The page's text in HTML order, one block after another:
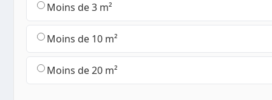
Moins de 3 m²
Moins de 10 m²
Moins de 20 m²